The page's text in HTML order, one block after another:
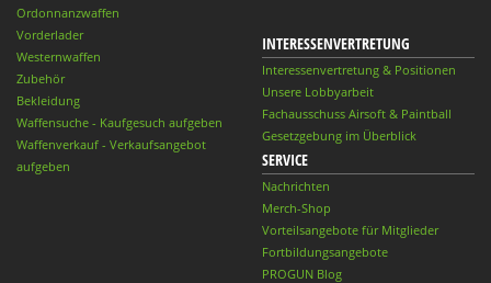
Ordonnanzwaffen
Vorderlader
Westernwaffen
Zubehör
Bekleidung
Waffensuche - Kaufgesuch aufgeben
Waffenverkauf - Verkaufsangebot
aufgeben
INTERESSENVERTRETUNG
Interessenvertretung & Positionen
Unsere Lobbyarbeit
Fachausschuss Airsoft & Paintball
Gesetzgebung im Überblick
SERVICE
Nachrichten
Merch-Shop
Vorteilsangebote für Mitglieder
Fortbildungsangebote
PROGUN Blog